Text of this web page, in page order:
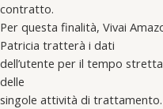
contratto.
Per questa finalità, Vivai
Patricia tratterà i dati
dell’utente per il tempo
delle
singole attività di